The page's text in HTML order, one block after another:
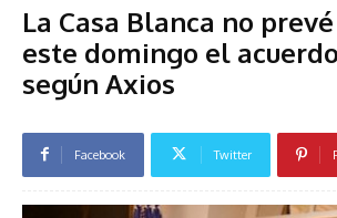
La Casa Blanca no
este domingo el
según Axios
Facebook Twitter